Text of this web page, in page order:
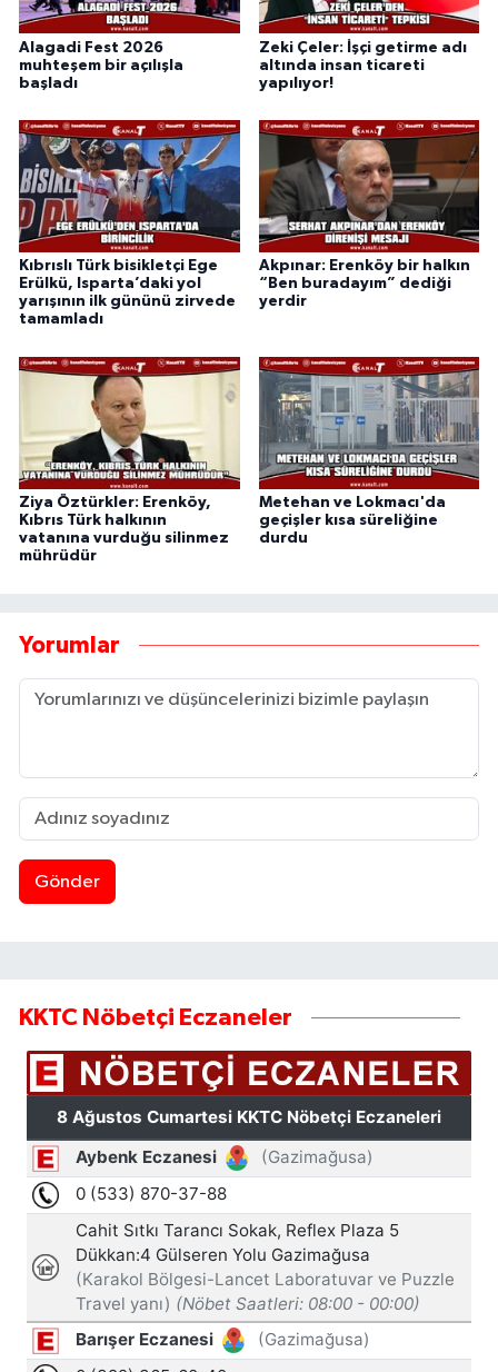
Alagadi Fest 2026
muhteşem bir açılışla
başladı
Zeki Çeler: İşçi getirme adı
altında insan ticareti
yapılıyor!
Kıbrıslı Türk bisikletçi Ege
Erülkü, Isparta’daki yol
yarışının ilk gününü zirvede
tamamladı
Akpınar: Erenköy bir halkın
“Ben buradayım” dediği
yerdir
Ziya Öztürkler: Erenköy,
Kıbrıs Türk halkının
vatanına vurduğu silinmez
mührüdür
Metehan ve Lokmacı'da
geçişler kısa süreliğine
durdu
Yorumlar
Gönder
KKTC Nöbetçi Eczaneler